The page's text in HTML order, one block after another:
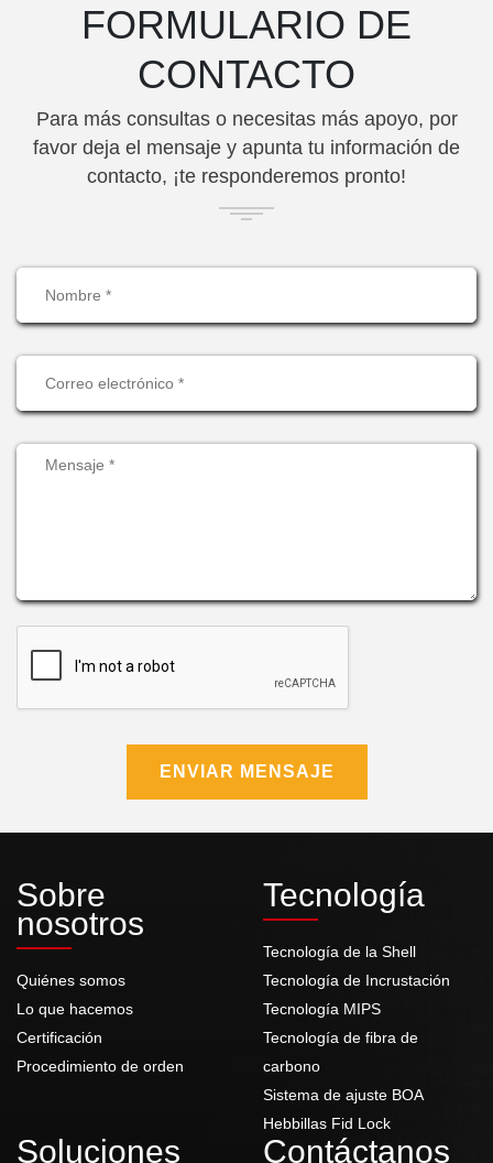
FORMULARIO DE
CONTACTO
Para más consultas o necesitas más apoyo, por
favor deja el mensaje y apunta tu información de
contacto, ¡te responderemos pronto!
ENVIAR MENSAJE
Sobre
nosotros
Quiénes somos
Lo que hacemos
Certificación
Procedimiento de orden
Tecnología
Tecnología de la Shell
Tecnología de Incrustación
Tecnología MIPS
Tecnología de fibra de
carbono
Sistema de ajuste BOA
Hebbillas Fid Lock
Soluciones Contáctanos